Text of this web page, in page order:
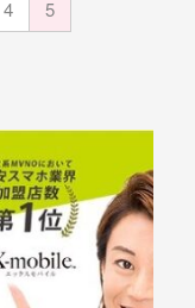
4 5